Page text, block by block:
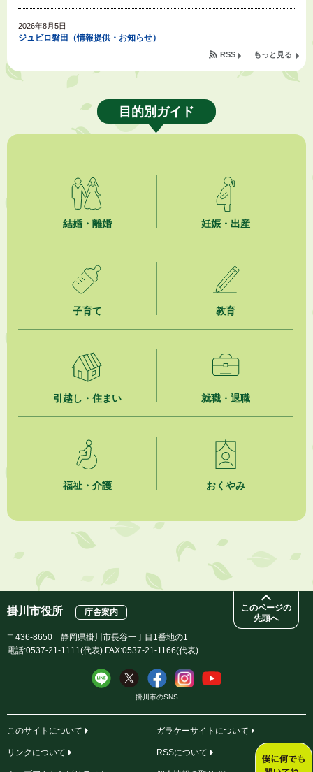
2026年8月5日
ジュビロ磐田（情報提供・お知らせ）
2026年8月5日
掛川市広告入り窓口封筒無償提供者募集
【日本DX大賞2026】ポスターセッション最優秀賞を受賞しました！
市民の勇気ある応急手当に感謝状を贈呈しました
夏季休暇期間 開業医等診療予定
「水道カルテ」の公表について
企業版ふるさと納税（地方創生応援税制）のお願い
【参加者募集】プロ棋士から学ぼう！はじめての将棋教室
2026年8月1日
市民活動カレンダー（リスト形式）
2026年8月1日
市議会だより 第100号 (令和8年8月1日発行)を掲載しました
もっと見る
RSS
目的別ガイド
結婚・離婚 妊娠・出産
子育て 教育
引越し・住まい 就職・退職
福祉・介護 おくやみ
このページの
先頭へ
掛川市役所 庁舎案内
〒436-8650 静岡県掛川市長谷一丁目1番地の1
電話:0537-21-1111(代表) FAX:0537-21-1166(代表)
掛川市のSNS
このサイトについて ガラケーサイトについて
リンクについて RSSについて